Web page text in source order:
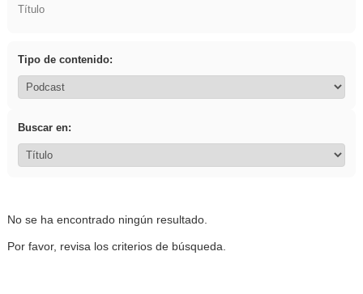
Título
Tipo de contenido:
Buscar en:
No se ha encontrado ningún resultado.
Por favor, revisa los criterios de búsqueda.